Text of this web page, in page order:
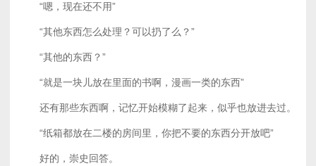
“嗯，现在还不用”
“其他东西怎么处理？可以扔了么？”
“其他的东西？”
“就是一块儿放在里面的书啊，漫画一类的东西”
还有那些东西啊，记忆开始模糊了起来，似乎也放进去过。
“纸箱都放在二楼的房间里，你把不要的东西分开放吧”
好的，崇史回答。